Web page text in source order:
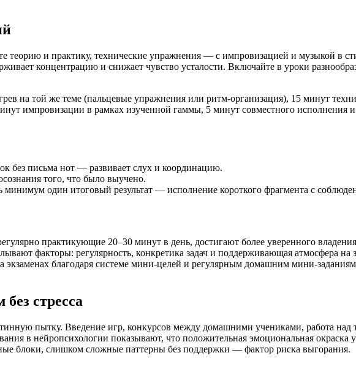
теорию и практику, технические упражнения — с импровизацией и музыкой в
концентрацию и снижает чувство усталости. Включайте в уроки
на той же теме (пальцевые упражнения или ритм-организация), 15 минут
импровизации в рамках изученной гаммы, 5 минут совместного исполнения
без письма нот — развивает слух и координацию.
того, что было выучено.
один итоговый результат — исполнение короткого фрагмента с
практикующие 20–30 минут в день, достигают более уверенного
факторы: регулярность, конкретика задач и поддерживающая атмосфера
экзаменах благодаря системе мини-целей и регулярным домашним мини-
стресса
пытку. Введение игр, конкурсов между домашними учениками, работа над
в нейропсихологии показывают, что положительная эмоциональная окраска
блоки, слишком сложные паттерны без поддержки — фактор риска выгорания.